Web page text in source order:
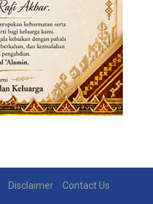
Disclaimer Contact Us